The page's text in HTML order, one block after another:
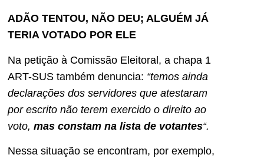
ADÃO TENTOU, NÃO DEU; ALGUÉM JÁ
TERIA VOTADO POR ELE
Na petição à Comissão Eleitoral, a chapa 1
ART-SUS também denuncia: “temos ainda
declarações dos servidores que atestaram
por escrito não terem exercido o direito ao
voto, mas constam na lista de votantes“.
Nessa situação se encontram, por exemplo,